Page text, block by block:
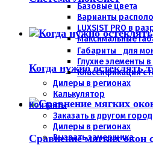
Базовые цвета
Варианты
LUXSIST PRO в
Максимальные
Габариты для
Глухие элементы
Классификация
Дилеры в регионах
Калькулятор
Контакты
Заказать в другом
Дилеры в регионах
Вызвать замерщика
Когда нужно остеклять
Сравнение мягких окон